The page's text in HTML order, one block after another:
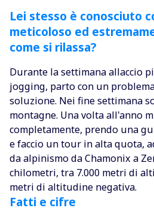
Lei stesso è conosciuto
meticoloso ed
come si rilassa?
Durante la settimana allaccio
jogging, parto con un
soluzione. Nei fine settimana
montagne. Una volta all'anno
completamente, prendo una
e faccio un tour in alta quota,
da alpinismo da Chamonix a
chilometri, tra 7.000 metri di
metri di altitudine negativa.
Fatti e cifre